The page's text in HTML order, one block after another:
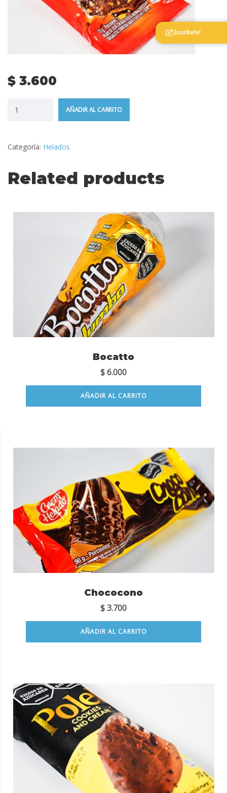
$ 3.600
AÑADIR AL CARRITO
Categoría: Helados
Related products
Bocatto
$6.000
AÑADIR AL CARRITO
Chococono
$3.700
AÑADIR AL CARRITO
¡Inscríbete!